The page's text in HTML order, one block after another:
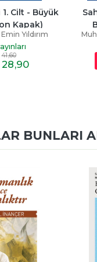
4. Cilt -
(Ciltli)
Yıldırım
42,50
34,00
BUNLARI